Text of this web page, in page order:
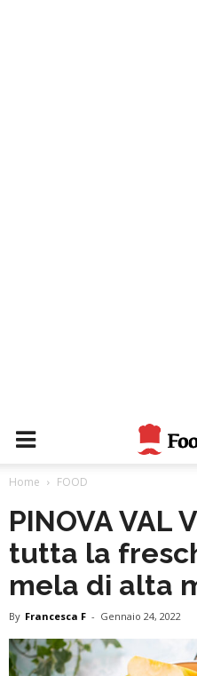
Home FOOD
PINOVA VAL
tutta la
mela di alta
By Francesca F - Gennaio 24, 2022